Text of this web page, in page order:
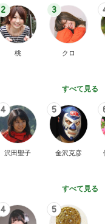
2
桃
3
クロ
すべて見る
4
沢田聖子
5
金沢克彦
すべて見る
4 5